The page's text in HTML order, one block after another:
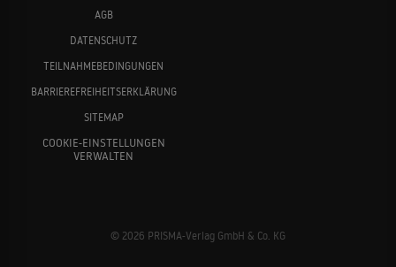
AGB
DATENSCHUTZ
TEILNAHMEBEDINGUNGEN
BARRIEREFREIHEITSERKLÄRUNG
SITEMAP
COOKIE-EINSTELLUNGEN
VERWALTEN
© 2026 PRISMA-Verlag GmbH & Co. KG